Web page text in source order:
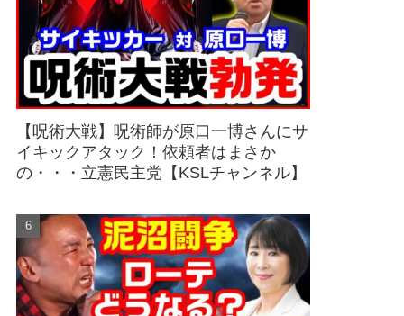
【呪術大戦】呪術師が原口一博さんにサ
イキックアタック！依頼者はまさか
の・・・立憲民主党【KSLチャンネル】